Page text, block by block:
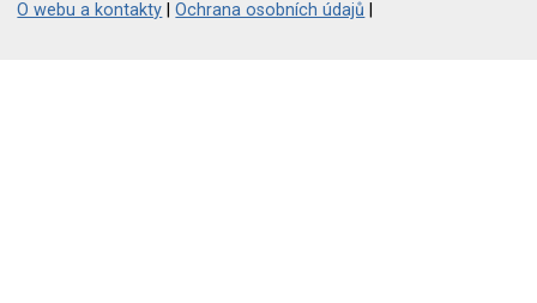
O webu a kontakty |Ochrana osobních údajů